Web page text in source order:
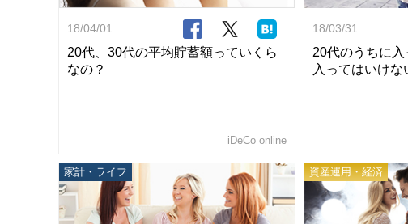
18/04/01
20代、30代の平均貯蓄額っていくら
なの？
iDeCo online
18/03/31
20代のうちに入
入ってはいけな
家計・ライフ 資産運用・経済